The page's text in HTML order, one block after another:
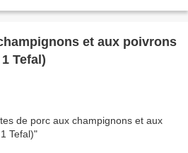
et aux poivrons
Tefal)